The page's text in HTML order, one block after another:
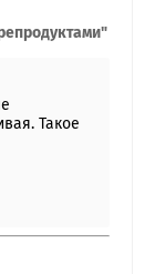
Такое